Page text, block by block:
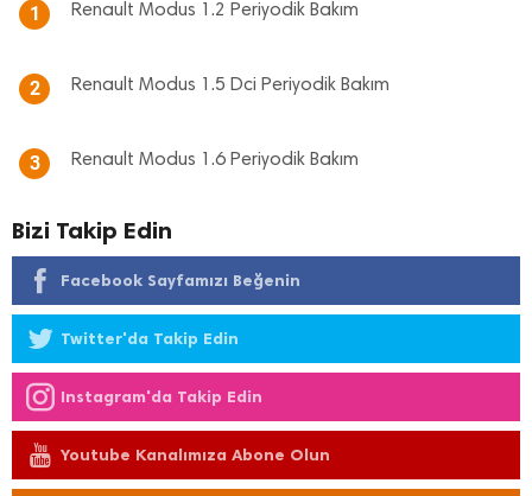
1 Renault Modus 1.2 Periyodik Bakım
2 Renault Modus 1.5 Dci Periyodik Bakım
3 Renault Modus 1.6 Periyodik Bakım
Bizi Takip Edin
Facebook Sayfamızı Beğenin
Twitter'da Takip Edin
Instagram'da Takip Edin
Youtube Kanalımıza Abone Olun